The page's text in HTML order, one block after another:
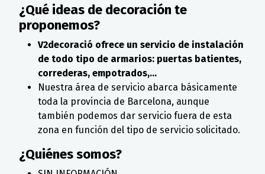
¿Qué ideas de decoración te
proponemos?
V2decoració ofrece un servicio de instalación
de todo tipo de armarios: puertas batientes,
correderas, empotrados,...
Nuestra área de servicio abarca básicamente
toda la provincia de Barcelona, aunque
también podemos dar servicio fuera de esta
zona en función del tipo de servicio solicitado.
¿Quiénes somos?